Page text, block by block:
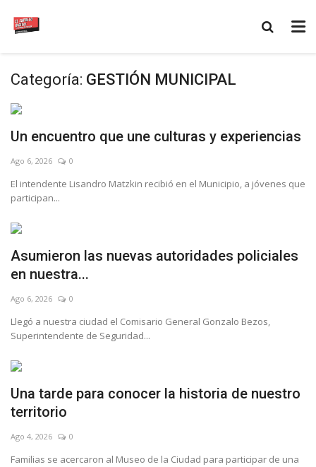
Categoría: GESTIÓN MUNICIPAL
Un encuentro que une culturas y experiencias
Ago 6, 2026 0
El intendente Lisandro Matzkin recibió en el Municipio, a jóvenes que
participan...
Asumieron las nuevas autoridades policiales
en nuestra...
Ago 6, 2026 0
Llegó a nuestra ciudad el Comisario General Gonzalo Bezos,
Superintendente de Seguridad...
Una tarde para conocer la historia de nuestro
territorio
Ago 4, 2026 0
Familias se acercaron al Museo de la Ciudad para participar de una